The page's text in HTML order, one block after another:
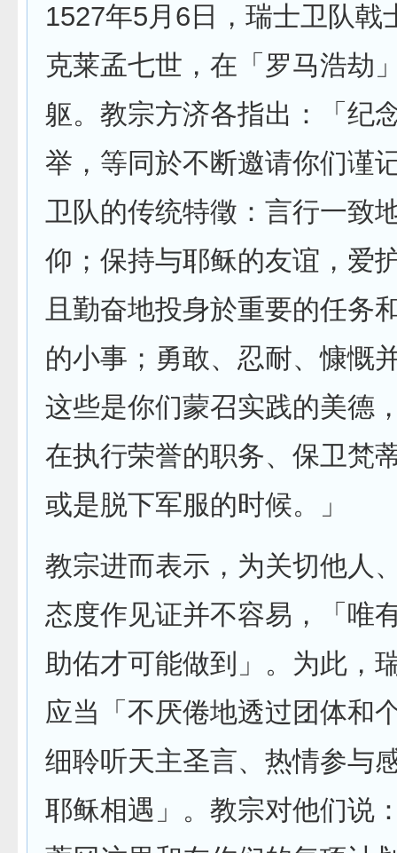
1527年5月6日，瑞士卫队戟
克莱孟七世，在「罗马浩劫
躯。教宗方济各指出：「纪
举，等同於不断邀请你们谨
卫队的传统特徵：言行一致
仰；保持与耶稣的友谊，爱
且勤奋地投身於重要的任务
的小事；勇敢、忍耐、慷慨
这些是你们蒙召实践的美德
在执行荣誉的职务、保卫梵
或是脱下军服的时候。」
教宗进而表示，为关切他人
态度作见证并不容易，「唯
助佑才可能做到」。为此，
应当「不厌倦地透过团体和
细聆听天主圣言、热情参与
耶稣相遇」。教宗对他们说